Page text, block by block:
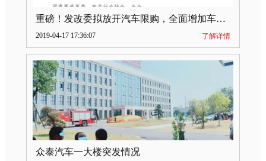
重磅！发改委拟放开汽车限购，全面增加车牌指标
2019-04-17 17:36:07 了解详情
众泰汽车一大楼突发情况